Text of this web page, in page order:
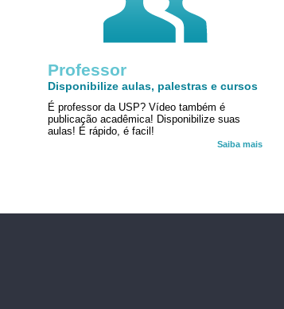
Professor
Disponibilize aulas, palestras e cursos
É professor da USP? Vídeo também é
publicação acadêmica! Disponibilize suas
aulas! É rápido, é facil!
Saiba mais